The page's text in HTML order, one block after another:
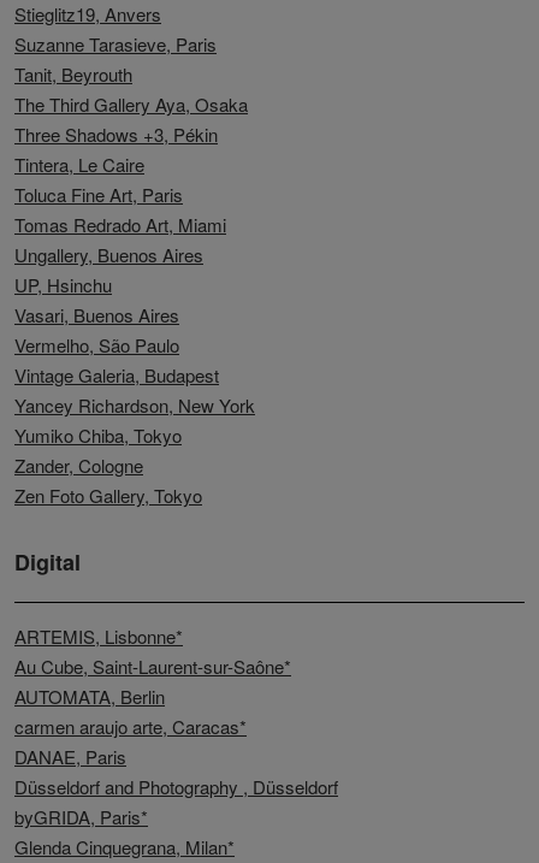
Stieglitz19, Anvers
Suzanne Tarasieve, Paris
Tanit, Beyrouth
The Third Gallery Aya, Osaka
Three Shadows +3, Pékin
Tintera, Le Caire
Toluca Fine Art, Paris
Tomas Redrado Art, Miami
Ungallery, Buenos Aires
UP, Hsinchu
Vasari, Buenos Aires
Vermelho, São Paulo
Vintage Galeria, Budapest
Yancey Richardson, New York
Yumiko Chiba, Tokyo
Zander, Cologne
Zen Foto Gallery, Tokyo
Digital
ARTEMIS, Lisbonne*
Au Cube, Saint-Laurent-sur-Saône*
AUTOMATA, Berlin
carmen araujo arte, Caracas*
DANAE, Paris
Düsseldorf and Photography , Düsseldorf
byGRIDA, Paris*
Glenda Cinquegrana, Milan*